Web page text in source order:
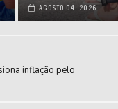
AGOSTO 04, 2026
inflação pelo